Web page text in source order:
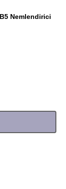
Nemlendirici